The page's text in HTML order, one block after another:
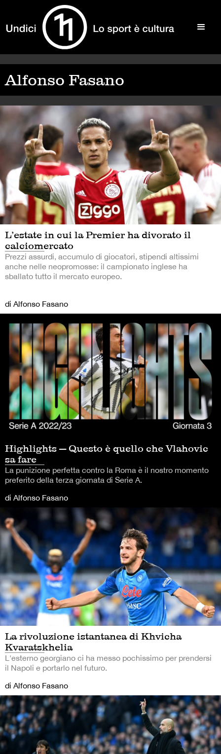
Alfonso Fasano
L’estate in cui la Premier ha divorato il
calciomercato
Prezzi assurdi, accumulo di giocatori, stipendi altissimi
anche nelle neopromosse: il campionato inglese ha
sballato tutto il mercato europeo.
di Alfonso Fasano
Highlights — Questo è quello che Vlahovic
sa fare
La punizione perfetta contro la Roma è il nostro momento
preferito della terza giornata di Serie A.
di Alfonso Fasano
La rivoluzione istantanea di Khvicha
Kvaratskhelia
L'esterno georgiano ci ha messo pochissimo per prendersi
il Napoli e portarlo nel futuro.
di Alfonso Fasano